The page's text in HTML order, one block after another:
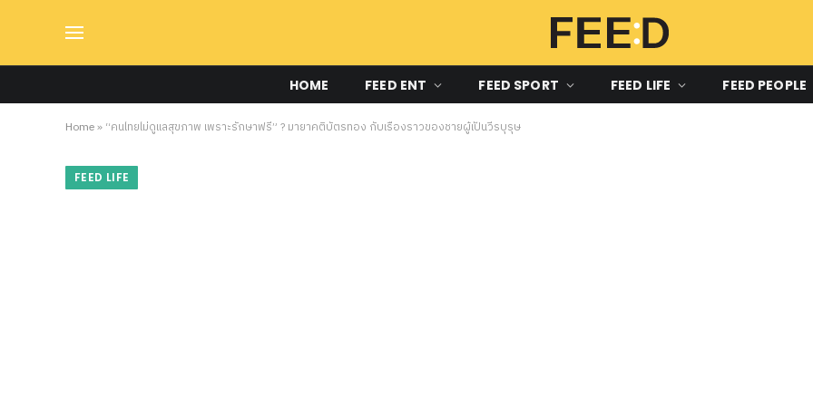
HOME FEED ENT FEED SPORT FEED LIFE FEED PEOPLE
Home» “คนไทยไม่ดูแลสุขภาพ เพราะรักษาฟรี” ? มายาคติบัตรทอง กับเรื่องราวของชายผู้เป็นวีรบุรุษ
FEED LIFE